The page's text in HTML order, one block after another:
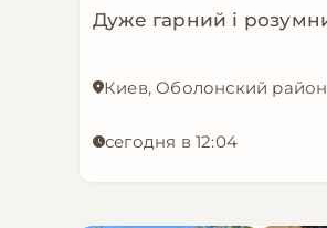
Киев, Оболонский район
сегодня в 12:04